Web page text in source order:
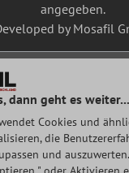
angegeben.
by Mosafil
dann geht es weiter...
Cookies und
die
und